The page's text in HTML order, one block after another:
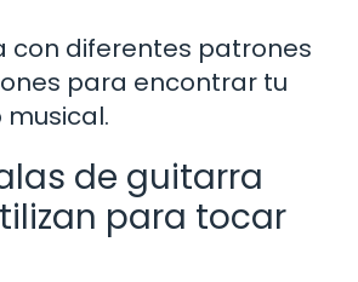
con diferentes patrones
para encontrar tu
de guitarra
para tocar